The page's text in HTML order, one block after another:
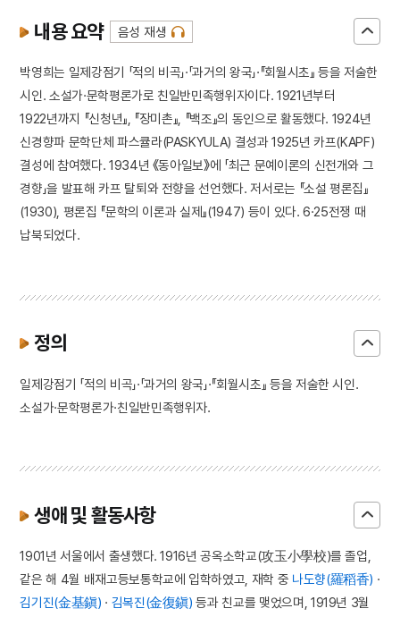
내용 요약 음성 재생
박영희는 일제강점기 「적의 비곡」·「과거의 왕국」·『회월시초』 등을 저술한
시인. 소설가·문학평론가로 친일반민족행위자이다. 1921년부터
1922년까지 『신청년』, 『장미촌』, 『백조』의 동인으로 활동했다. 1924년
신경향파 문학단체 파스큘라(PASKYULA) 결성과 1925년 카프(KAPF)
결성에 참여했다. 1934년 《동아일보》에 「최근 문예이론의 신전개와 그
경향」을 발표해 카프 탈퇴와 전향을 선언했다. 저서로는 『소설 평론집』
(1930), 평론집 『문학의 이론과 실제』(1947) 등이 있다. 6·25전쟁 때
납북되었다.
정의
일제강점기 「적의 비곡」·「과거의 왕국」·『회월시초』 등을 저술한 시인.
소설가·문학평론가·친일반민족행위자.
생애 및 활동사항
1901년 서울에서 출생했다. 1916년 공옥소학교(攻玉小學校)를 졸업,
같은 해 4월 배재고등보통학교에 입학하였고, 재학 중 나도향(羅稻香) ·
김기진(金基鎭) · 김복진(金復鎭) 등과 친교를 맺었으며, 1919년 3월